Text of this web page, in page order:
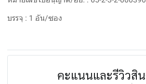
บรรจุ : 1 อัน/ซอง
คะแนนและรีวิวสิ